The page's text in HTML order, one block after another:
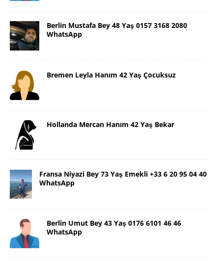
Berlin Mustafa Bey 48 Yaş 0157 3168 2080
WhatsApp
Bremen Leyla Hanım 42 Yaş Çocuksuz
Hollanda Mercan Hanım 42 Yaş Bekar
Fransa Niyazi Bey 73 Yaş Emekli +33 6 20 95 04 40
WhatsApp
Berlin Umut Bey 43 Yaş 0176 6101 46 46
WhatsApp